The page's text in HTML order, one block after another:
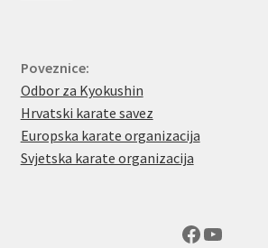
Poveznice:
Odbor za Kyokushin
Hrvatski karate savez
Europska karate organizacija
Svjetska karate organizacija
Facebook
YouTube